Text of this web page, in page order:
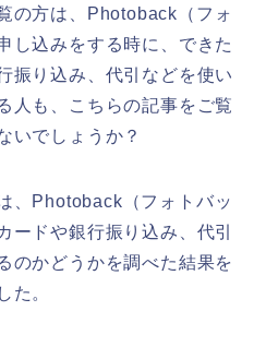
の方は、Photoback（フォ
し込みをする時に、できた
振り込み、代引などを使い
人も、こちらの記事をご覧
いでしょうか？
、Photoback（フォトバッ
ードや銀行振り込み、代引
のかどうかを調べた結果を
た。